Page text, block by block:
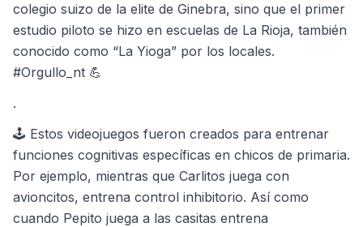
colegio suizo de la elite de Ginebra, sino que el primer
estudio piloto se hizo en escuelas de La Rioja, también
conocido como “La Yioga” por los locales.
#Orgullo_nt 💪
.
🕹 Estos videojuegos fueron creados para entrenar
funciones cognitivas específicas en chicos de primaria.
Por ejemplo, mientras que Carlitos juega con
avioncitos, entrena control inhibitorio. Así como
cuando Pepito juega a las casitas entrena